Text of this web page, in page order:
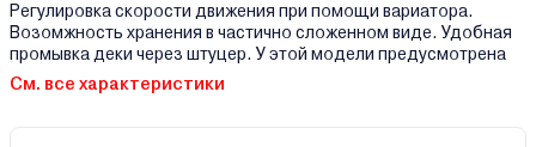
Регулировка скорости движения при помощи вариатора.
Возомжность хранения в частично сложенном виде. Удобная
промывка деки через штуцер. У этой модели предусмотрена
См. все характеристики